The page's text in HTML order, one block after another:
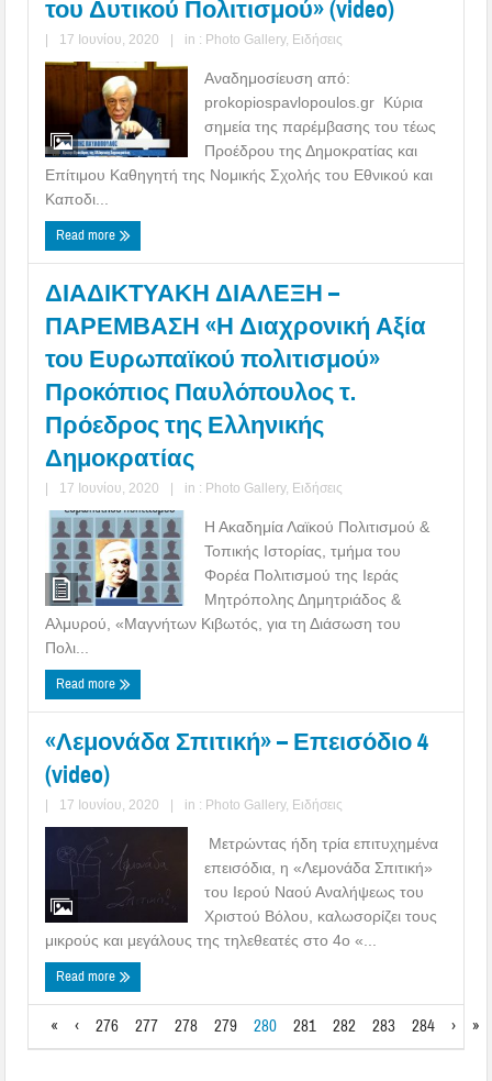
του Δυτικού Πολιτισμού» (video)
| 17 Ιουνίου, 2020 | in : Photo Gallery, Ειδήσεις
Αναδημοσίευση από:
prokopiospavlopoulos.gr Κύρια
σημεία της παρέμβασης του τέως
Προέδρου της Δημοκρατίας και
Επίτιμου Καθηγητή της Νομικής Σχολής του Εθνικού και
Καποδι...
Read more
ΔΙΑΔΙΚΤΥΑΚΗ ΔΙΑΛΕΞΗ –
ΠΑΡΕΜΒΑΣΗ «Η Διαχρονική Αξία
του Ευρωπαϊκού πολιτισμού»
Προκόπιος Παυλόπουλος τ.
Πρόεδρος της Ελληνικής
Δημοκρατίας
| 17 Ιουνίου, 2020 | in : Photo Gallery, Ειδήσεις
Η Ακαδημία Λαϊκού Πολιτισμού &
Τοπικής Ιστορίας, τμήμα του
Φορέα Πολιτισμού της Ιεράς
Μητρόπολης Δημητριάδος &
Αλμυρού, «Μαγνήτων Κιβωτός, για τη Διάσωση του
Πολι...
Read more
«Λεμονάδα Σπιτική» – Επεισόδιο 4
(video)
| 17 Ιουνίου, 2020 | in : Photo Gallery, Ειδήσεις
Μετρώντας ήδη τρία επιτυχημένα
επεισόδια, η «Λεμονάδα Σπιτική»
του Ιερού Ναού Αναλήψεως του
Χριστού Βόλου, καλωσορίζει τους
μικρούς και μεγάλους της τηλεθεατές στο 4ο «...
Read more
« ‹ 276 277 278 279 280 281 282 283 284 › »